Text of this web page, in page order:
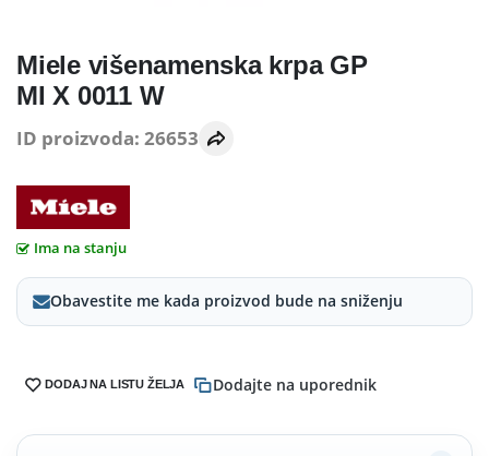
Miele višenamenska krpa GP
MI X 0011 W
ID proizvoda: 26653
Ima na stanju
Obavestite me kada proizvod bude na sniženju
DODAJ NA LISTU ŽELJA Dodajte na uporednik